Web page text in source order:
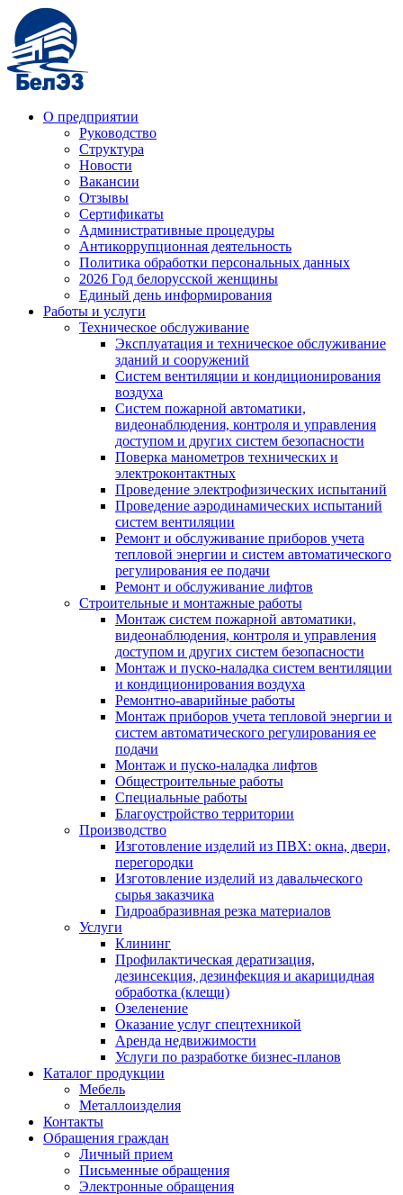
О предприятии
Руководство
Структура
Новости
Вакансии
Отзывы
Сертификаты
Административные процедуры
Антикоррупционная деятельность
Политика обработки персональных данных
2026 Год белорусской женщины
Единый день информирования
Работы и услуги
Техническое обслуживание
Эксплуатация и техническое обслуживание
зданий и сооружений
Систем вентиляции и кондиционирования
воздуха
Систем пожарной автоматики,
видеонаблюдения, контроля и управления
доступом и других систем безопасности
Поверка манометров технических и
электроконтактных
Проведение электрофизических испытаний
Проведение аэродинамических испытаний
систем вентиляции
Ремонт и обслуживание приборов учета
тепловой энергии и систем автоматического
регулирования ее подачи
Ремонт и обслуживание лифтов
Строительные и монтажные работы
Монтаж систем пожарной автоматики,
видеонаблюдения, контроля и управления
доступом и других систем безопасности
Монтаж и пуско-наладка систем вентиляции
и кондиционирования воздуха
Ремонтно-аварийные работы
Монтаж приборов учета тепловой энергии и
систем автоматического регулирования ее
подачи
Монтаж и пуско-наладка лифтов
Общестроительные работы
Специальные работы
Благоустройство территории
Производство
Изготовление изделий из ПВХ: окна, двери,
перегородки
Изготовление изделий из давальческого
сырья заказчика
Гидроабразивная резка материалов
Услуги
Клининг
Профилактическая дератизация,
дезинсекция, дезинфекция и акарицидная
обработка (клещи)
Озеленение
Оказание услуг спецтехникой
Аренда недвижимости
Услуги по разработке бизнес-планов
Каталог продукции
Мебель
Металлоизделия
Контакты
Обращения граждан
Личный прием
Письменные обращения
Электронные обращения